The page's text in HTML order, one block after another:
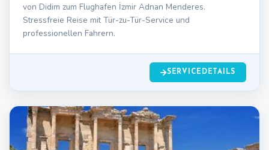
von Didim zum Flughafen İzmir Adnan Menderes.
Stressfreie Reise mit Tür-zu-Tür-Service und
professionellen Fahrern.
SERVICEDETAILS